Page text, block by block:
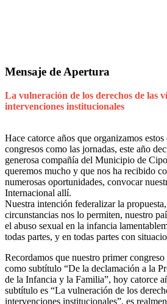
Mensaje de Apertura
La vulneración de los derechos de las
intervenciones institucionales
Hace catorce años que organizamos
congresos como las jornadas, este año
generosa compañía del Municipio de
queremos mucho y que nos ha recibido
numerosas oportunidades, convocar
Internacional allí.
Nuestra intención federalizar la
circunstancias nos lo permiten, nuestro
el abuso sexual en la infancia
todas partes, y en todas partes con
Recordamos que nuestro primer
como subtítulo “De la declamación a la
de la Infancia y la Familia”, hoy catorce
subtítulo es “La vulneración de los
intervenciones institucionales”, es